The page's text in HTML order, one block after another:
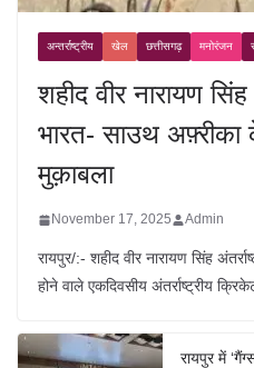
अन्तर्राष्ट्रीय खेल छत्तीसगढ़ मनोरंजन
शहीद वीर नारायण
भारत- साउथ अफ़्रीका
मुक़ाबला
November 17, 2025 Admin
रायपुर/:- शहीद वीर नारायण सिंह
होने वाले एकदिवसीय अंतर्राष्ट्रीय
रायपुर में